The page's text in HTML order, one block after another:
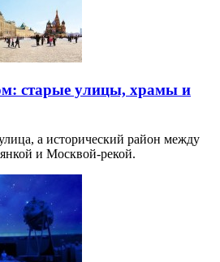
старые улицы, храмы и
а исторический район между
и Москвой-рекой.